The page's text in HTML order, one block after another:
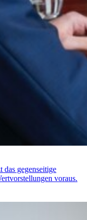
das gegenseitige
voraus.